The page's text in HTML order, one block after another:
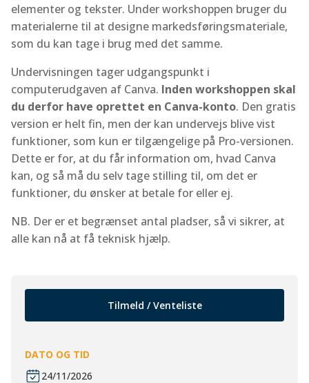
elementer og tekster. Under workshoppen bruger du
materialerne til at designe markedsføringsmateriale,
som du kan tage i brug med det samme.
Undervisningen tager udgangspunkt i
computerudgaven af Canva. Inden workshoppen skal
du derfor have oprettet en Canva-konto. Den gratis
version er helt fin, men der kan undervejs blive vist
funktioner, som kun er tilgængelige på Pro-versionen.
Dette er for, at du får information om, hvad Canva
kan, og så må du selv tage stilling til, om det er
funktioner, du ønsker at betale for eller ej.
NB. Der er et begrænset antal pladser, så vi sikrer, at
alle kan nå at få teknisk hjælp.
Tilmeld / Venteliste
DATO OG TID
24/11/2026